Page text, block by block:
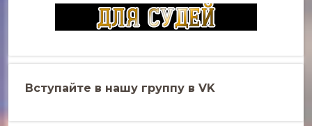
Вступайте в нашу группу в VK